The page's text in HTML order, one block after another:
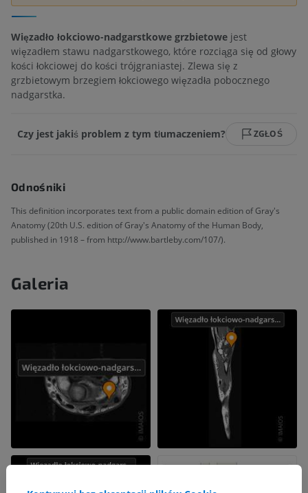
Więzadło łokciowo-nadgarstkowe grzbietowe jest
więzadłem stawu nadgarstkowego, które rozciąga się od głowy
kości łokciowej do kości trójgraniastej. Zlewa się z
grzbietowym brzegiem łokciowego więzadła pobocznego
nadgarstka.
Czy jest jakiś problem z tym tłumaczeniem? ZGŁOŚ
Odnośniki
This definition incorporates text from a public domain edition of Gray's
Anatomy (20th U.S. edition of Gray's Anatomy of the Human Body,
published in 1918 – from http://www.bartleby.com/107/).
Galeria